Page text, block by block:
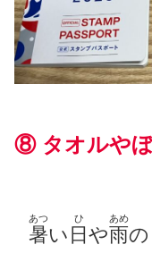
⑧ タオルや
暑
あつ
い 日
ひ
や雨
あめ
の